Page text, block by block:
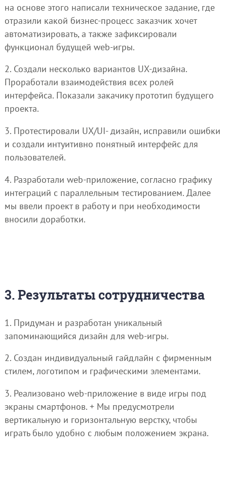
на основе этого написали техническое задание, где
отразили какой бизнес-процесс заказчик хочет
автоматизировать, а также зафиксировали
функционал будущей web-игры.
2. Создали несколько вариантов UX-дизайна.
Проработали взаимодействия всех ролей
интерфейса. Показали закачику прототип будущего
проекта.
3. Протестировали UX/UI- дизайн, исправили ошибки
и создали интуитивно понятный интерфейс для
пользователей.
4. Разработали web-приложение, согласно графику
интеграций с параллельным тестированием. Далее
мы ввели проект в работу и при необходимости
вносили доработки.
3. Результаты сотрудничества
1. Придуман и разработан уникальный
запоминающийся дизайн для web-игры.
2. Создан индивидуальный гайдлайн с фирменным
стилем, логотипом и графическими элементами.
3. Реализовано web-приложение в виде игры под
экраны смартфонов. + Мы предусмотрели
вертикальную и горизонтальную верстку, чтобы
играть было удобно с любым положением экрана.